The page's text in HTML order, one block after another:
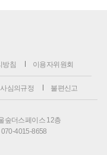
방침 이용자위원회
심의규정 불편신고
숲더스페이스 12층
070-4015-8658